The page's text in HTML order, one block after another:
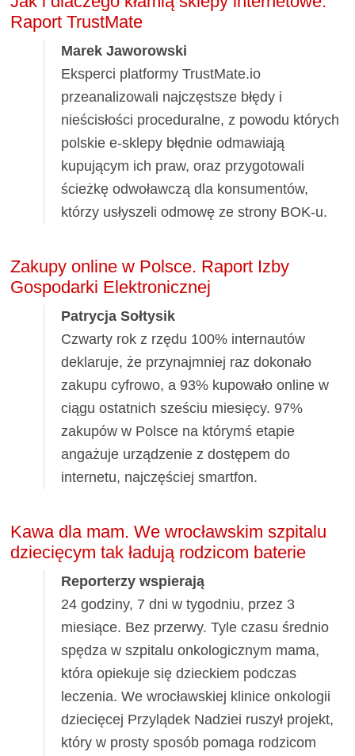
Raport TrustMate
Marek Jaworowski
Eksperci platformy TrustMate.io
przeanalizowali najczęstsze błędy i
nieścisłości proceduralne, z powodu których
polskie e-sklepy błędnie odmawiają
kupującym ich praw, oraz przygotowali
ścieżkę odwoławczą dla konsumentów,
którzy usłyszeli odmowę ze strony BOK-u.
Zakupy online w Polsce. Raport Izby
Gospodarki Elektronicznej
Patrycja Sołtysik
Czwarty rok z rzędu 100% internautów
deklaruje, że przynajmniej raz dokonało
zakupu cyfrowo, a 93% kupowało online w
ciągu ostatnich sześciu miesięcy. 97%
zakupów w Polsce na którymś etapie
angażuje urządzenie z dostępem do
internetu, najczęściej smartfon.
Kawa dla mam. We wrocławskim szpitalu
dziecięcym tak ładują rodzicom baterie
Reporterzy wspierają
24 godziny, 7 dni w tygodniu, przez 3
miesiące. Bez przerwy. Tyle czasu średnio
spędza w szpitalu onkologicznym mama,
która opiekuje się dzieckiem podczas
leczenia. We wrocławskiej klinice onkologii
dziecięcej Przylądek Nadziei ruszył projekt,
który w prosty sposób pomaga rodzicom